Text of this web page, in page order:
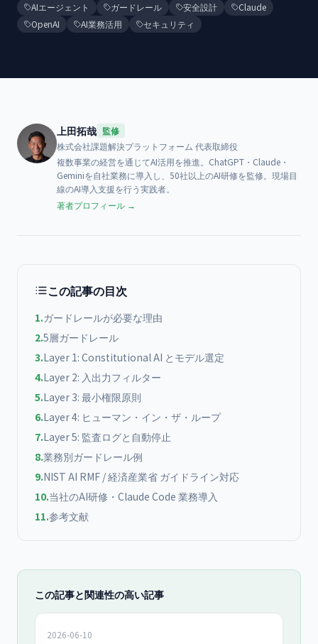
AIエージェント ガードレール 安全設計
Claude
OpenAI
AI業務活用 セキュリティ
上田拓哉 監修
株式会社課題解決プラットフォーム 代表取締役
複数事業の経営を通じてAI活用を推進。ChatGPT・Claude・
Geminiを自社業務に導入し、50社以上のAI研修を監修。現場目
線のAI導入支援を行う実践者。
著者プロフィール →
この記事の目次
1.ガードレールが必要な理由
2.5層ガードレール
3.Layer 1: Constitutional AI とモデル選定
4.Layer 2: 入出力フィルター
5.Layer 3: 最小権限原則
6.Layer 4: ヒューマン・イン・ザ・ループ
7.Layer 5: 監査ログと自動停止
8.業務別ガードレール例
9.NIST AI RMF / 経済産業省 ガイドライン対応
10.当社のAI研修・Claude Code 業務導入
11.参考文献
この記事と関連性の高い記事
2026-06-10